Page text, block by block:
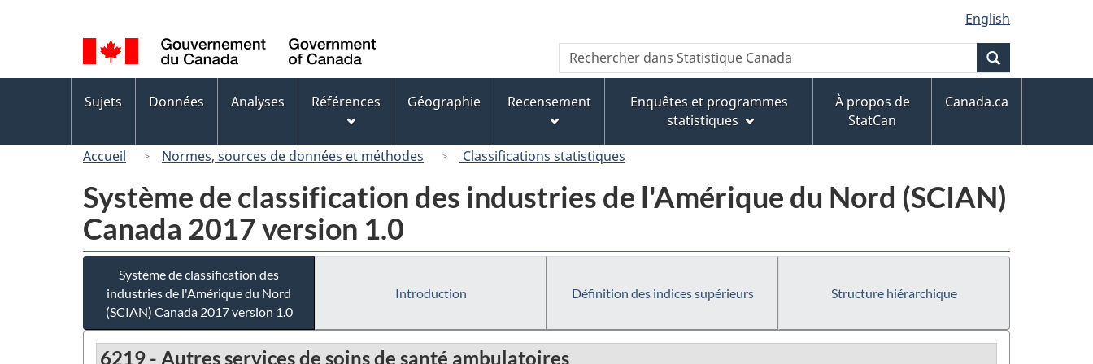
au
contenu
principal
« À
propos
de
ce
version
HTML
simplifiée
de
la
langue
English
Canada
Recherche
Rechercher
dans
Canada
des
Sujets Données Analyses Références Géographie Recensement
Enquêtes et programmes
statistiques
À propos de
StatCan
Canada.ca
Accueil Normes, sources de données et méthodes Classifications statistiques
Système de classification des industries de l'Amérique du Nord (SCIAN)
Canada 2017 version 1.0
Système de classification des
industries de l'Amérique du Nord
(SCIAN) Canada 2017 version 1.0
Introduction Définition des indices supérieurs Structure hiérarchique
6219 - Autres services de soins de santé ambulatoires